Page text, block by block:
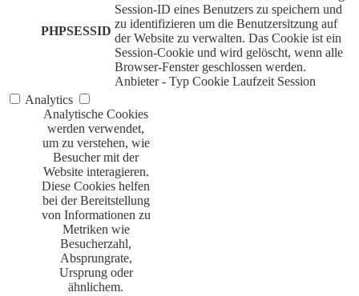
PHPSESSID
Session-ID eines Benutzers zu speichern und
zu identifizieren um die Benutzersitzung auf
der Website zu verwalten. Das Cookie ist ein
Session-Cookie und wird gelöscht, wenn alle
Browser-Fenster geschlossen werden.
Anbieter - Typ Cookie Laufzeit Session
Analytics
Analytische Cookies
werden verwendet,
um zu verstehen, wie
Besucher mit der
Website interagieren.
Diese Cookies helfen
bei der Bereitstellung
von Informationen zu
Metriken wie
Besucherzahl,
Absprungrate,
Ursprung oder
ähnlichem.